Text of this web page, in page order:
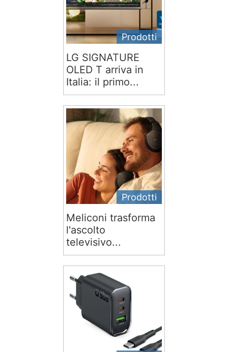
Prodotti
LG SIGNATURE
OLED T arriva in
Italia: il primo...
Prodotti
Meliconi trasforma
l'ascolto
televisivo...